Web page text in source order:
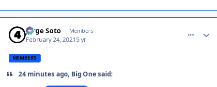
Jorge Soto Members
February 24, 20215 yr
MEMBERS
24 minutes ago, Big One said: